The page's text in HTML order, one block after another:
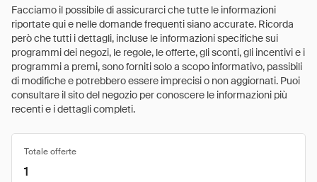
Facciamo il possibile di assicurarci che tutte le informazioni
riportate qui e nelle domande frequenti siano accurate. Ricorda
però che tutti i dettagli, incluse le informazioni specifiche sui
programmi dei negozi, le regole, le offerte, gli sconti, gli incentivi e i
programmi a premi, sono forniti solo a scopo informativo, passibili
di modifiche e potrebbero essere imprecisi o non aggiornati. Puoi
consultare il sito del negozio per conoscere le informazioni più
recenti e i dettagli completi.
Totale offerte
1